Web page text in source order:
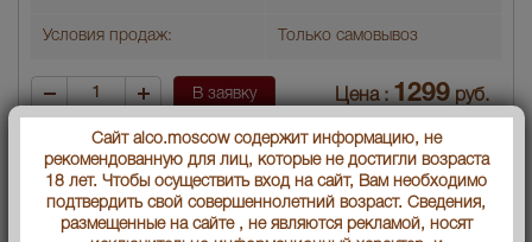
Условия продаж: Только самовывоз
В заявку Цена :1299руб.
Сайт alco.moscow содержит информацию, не
рекомендованную для лиц, которые не достигли возраста
18 лет. Чтобы осуществить вход на сайт, Вам необходимо
подтвердить свой совершеннолетний возраст. Сведения,
размещенные на сайте , не являются рекламой, носят